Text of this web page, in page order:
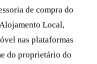
de compra do
Local,
nas plataformas
do proprietário do